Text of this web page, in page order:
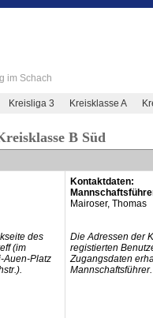
im Schach
Kreisliga 3 Kreisklasse A
B Süd
des
(im
Auen-Platz
Kontaktdaten:
Mairoser, Thomas
Die Adressen der
registierten
Zugangsdaten
Mannschaftsführer.